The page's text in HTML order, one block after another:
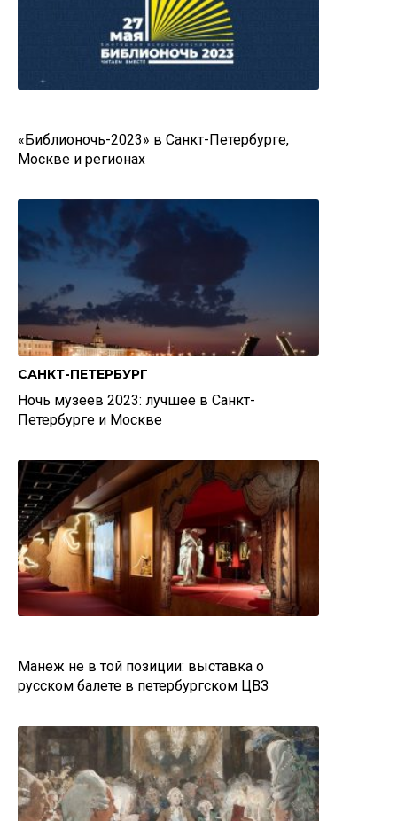
«Библионочь-2023» в Санкт-Петербурге,
Москве и регионах
САНКТ-ПЕТЕРБУРГ
Ночь музеев 2023: лучшее в Санкт-
Петербурге и Москве
Манеж не в той позиции: выставка о
русском балете в петербургском ЦВЗ